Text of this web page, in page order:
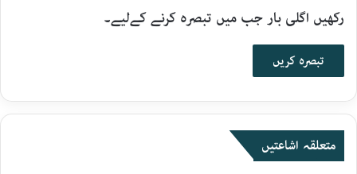
رکھیں اگلی بار جب میں تبصرہ کرنے کےلیے۔
متعلقہ اشاعتیں